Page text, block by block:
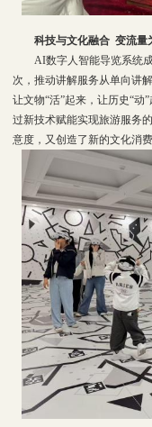
科技与文化融合 变流量
AI数字人智能导览系统
次，推动讲解服务从单向讲
让文物“活”起来，让历史“动
过新技术赋能实现旅游服务
意度，又创造了新的文化消费